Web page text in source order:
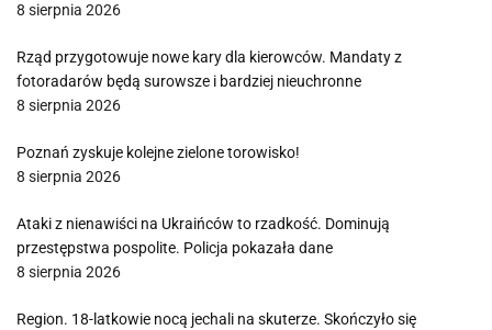
8 sierpnia 2026
Rząd przygotowuje nowe kary dla kierowców. Mandaty z
fotoradarów będą surowsze i bardziej nieuchronne
8 sierpnia 2026
Poznań zyskuje kolejne zielone torowisko!
8 sierpnia 2026
Ataki z nienawiści na Ukraińców to rzadkość. Dominują
przestępstwa pospolite. Policja pokazała dane
8 sierpnia 2026
Region. 18-latkowie nocą jechali na skuterze. Skończyło się